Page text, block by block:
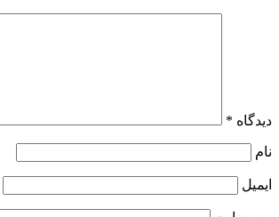
دیدگاه *
نام
ایمیل